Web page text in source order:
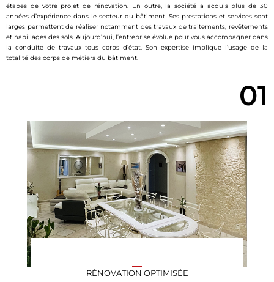
étapes de votre projet de rénovation. En outre, la société a acquis plus de 30
années d’expérience dans le secteur du bâtiment. Ses prestations et services sont
larges permettent de réaliser notamment des travaux de traitements, revêtements
et habillages des sols. Aujourd’hui, l’entreprise évolue pour vous accompagner dans
la conduite de travaux tous corps d’état. Son expertise implique l’usage de la
totalité des corps de métiers du bâtiment.
01
RÉNOVATION OPTIMISÉE